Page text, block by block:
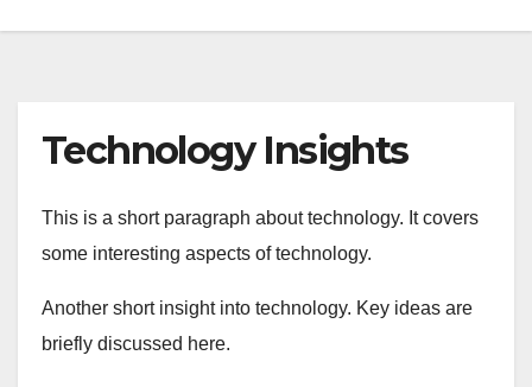
Technology Insights
This is a short paragraph about technology. It covers
some interesting aspects of technology.
Another short insight into technology. Key ideas are
briefly discussed here.